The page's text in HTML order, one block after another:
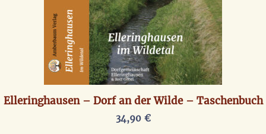
Elleringhausen – Dorf an der Wilde – Taschenbuch
34,90 €